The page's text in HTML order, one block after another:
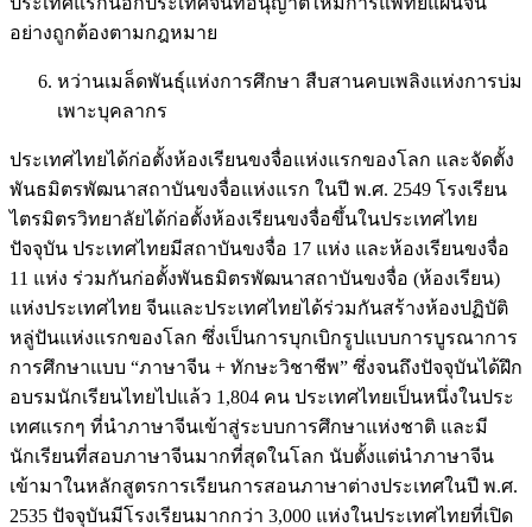
อย่างถูกต้องตามกฎหมาย
หว่านเมล็ดพันธุ์แห่งการศึกษา สืบสานคบเพลิงแห่งการบ่ม
เพาะบุคลากร
ประเทศไทยได้ก่อตั้งห้องเรียนขงจื่อแห่งแรกของโลก และจัดตั้ง
พันธมิตรพัฒนาสถาบันขงจื่อแห่งแรก ในปี พ.ศ. 2549 โรงเรียน
ไตรมิตรวิทยาลัยได้ก่อตั้งห้องเรียนขงจื่อขึ้นในประเทศไทย
ปัจจุบัน ประเทศไทยมีสถาบันขงจื่อ 17 แห่ง และห้องเรียนขงจื่อ
11 แห่ง ร่วมกันก่อตั้งพันธมิตรพัฒนาสถาบันขงจื่อ (ห้องเรียน)
แห่งประเทศไทย จีนและประเทศไทยได้ร่วมกันสร้างห้องปฏิบัติ
หลู่ปันแห่งแรกของโลก ซึ่งเป็นการบุกเบิกรูปแบบการบูรณาการ
การศึกษาแบบ “ภาษาจีน + ทักษะวิชาชีพ” ซึ่งจนถึงปัจจุบันได้ฝึก
อบรมนักเรียนไทยไปแล้ว 1,804 คน ประเทศไทยเป็นหนึ่งในประ
เทศแรกๆ ที่นำภาษาจีนเข้าสู่ระบบการศึกษาแห่งชาติ และมี
นักเรียนที่สอบภาษาจีนมากที่สุดในโลก นับตั้งแต่นำภาษาจีน
เข้ามาในหลักสูตรการเรียนการสอนภาษาต่างประเทศในปี พ.ศ.
2535 ปัจจุบันมีโรงเรียนมากกว่า 3,000 แห่งในประเทศไทยที่เปิด